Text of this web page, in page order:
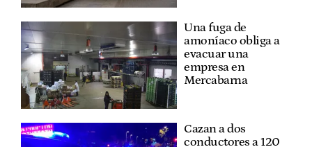
Una fuga de
amoníaco obliga a
evacuar una
empresa en
Mercabarna
Cazan a dos
conductores a 120